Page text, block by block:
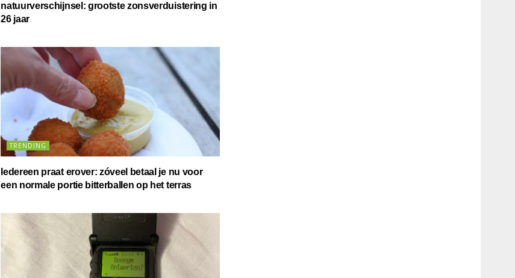
natuurverschijnsel: grootste zonsverduistering in
26 jaar
TRENDING
Iedereen praat erover: zóveel betaal je nu voor
een normale portie bitterballen op het terras